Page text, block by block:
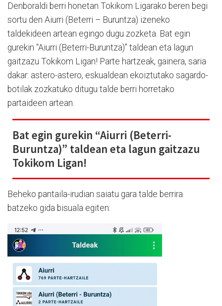
Denboraldi berri honetan Tokikom Ligarako beren begi
sortu den Aiurri (Beterri – Buruntza) izeneko
taldekideen artean egingo dugu zozketa. Bat egin
gurekin “Aiurri (Beterri-Buruntza)” taldean eta lagun
gaitzazu Tokikom Ligan! Parte hartzeak, gainera, saria
dakar: astero-astero, eskualdean ekoiztutako sagardo-
botilak zozkatuko ditugu talde berri horretako
partaideen artean.
Bat egin gurekin “Aiurri (Beterri-
Buruntza)” taldean eta lagun gaitzazu
Tokikom Ligan!
Beheko pantaila-irudian saiatu gara talde berrira
batzeko gida bisuala egiten: